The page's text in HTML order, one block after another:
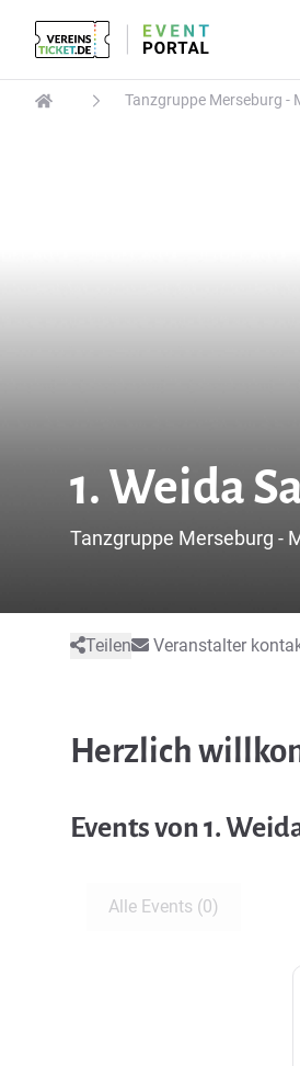
Tanzgruppe Merseburg -
1. Weida
Tanzgruppe Merseburg -
Teilen Veranstalter
Herzlich
Events von 1.
Alle Events (0)